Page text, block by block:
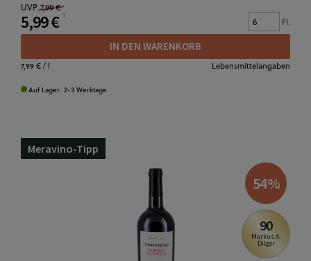
UVP 7,99 €
5,99 € Fl.
IN DEN WARENKORB
7,99 €/ l Lebensmittelangaben
Auf Lager. 2-3 Werktage
Meravino-Tipp
54%
90
Markus A.
Dilger